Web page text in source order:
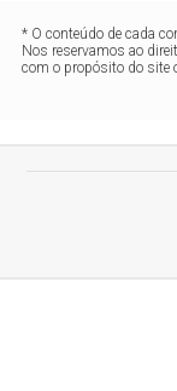
* O conteúdo de cada
Nos reservamos ao
com o propósito do site